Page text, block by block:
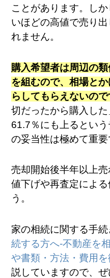
ことがあります。し
いほどの高値で売り
れません。
購入希望者は周辺の
を組むので、相場と
らしてもらえないの
切だったから購入し
61.7％にも上るとい
の妥当性は極めて重要
売却開始後半年以上
値下げや再査定によ
う。
家の相続に関する手続
続する方へ-不動産を
や書類・方法・費用を
説していますので、ぜ